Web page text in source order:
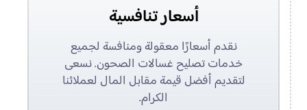
أسعار تنافسية
نقدم أسعارًا معقولة ومنافسة لجميع
خدمات تصليح غسالات الصحون. نسعى
لتقديم أفضل قيمة مقابل المال لعملائنا
الكرام.